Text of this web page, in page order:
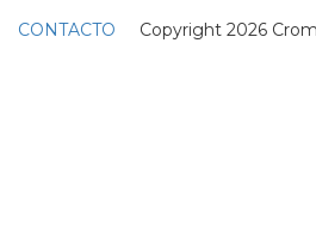
CONTACTO Copyright 2026